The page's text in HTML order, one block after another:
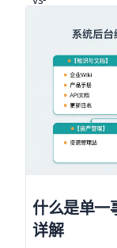
什么是单一
详解